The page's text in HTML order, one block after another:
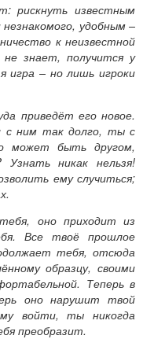
рискнуть известным
удобным –
к неизвестной
не знает, получится у
– но лишь игроки
приведёт его новое.
с ним так долго, ты с
может быть другом,
никак нельзя!
ему случиться;
оно приходит из
Все твоё прошлое
тебя, отсюда
образцу, своими
Теперь в
оно нарушит твой
войти, ты никогда
преобразит.